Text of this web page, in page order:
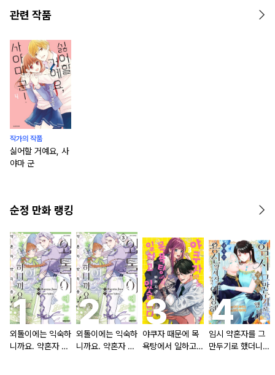
관련 작품
작가의 작품
싫어할 거예요, 사
야마 군
순정 만화 랭킹
외톨이에는 익숙하
니까요. 약혼자 방
외톨이에는 익숙하
니까요. 약혼자 방
야쿠자 때문에 목
욕탕에서 일하고
임시 약혼자를 그
만두기로 했더니